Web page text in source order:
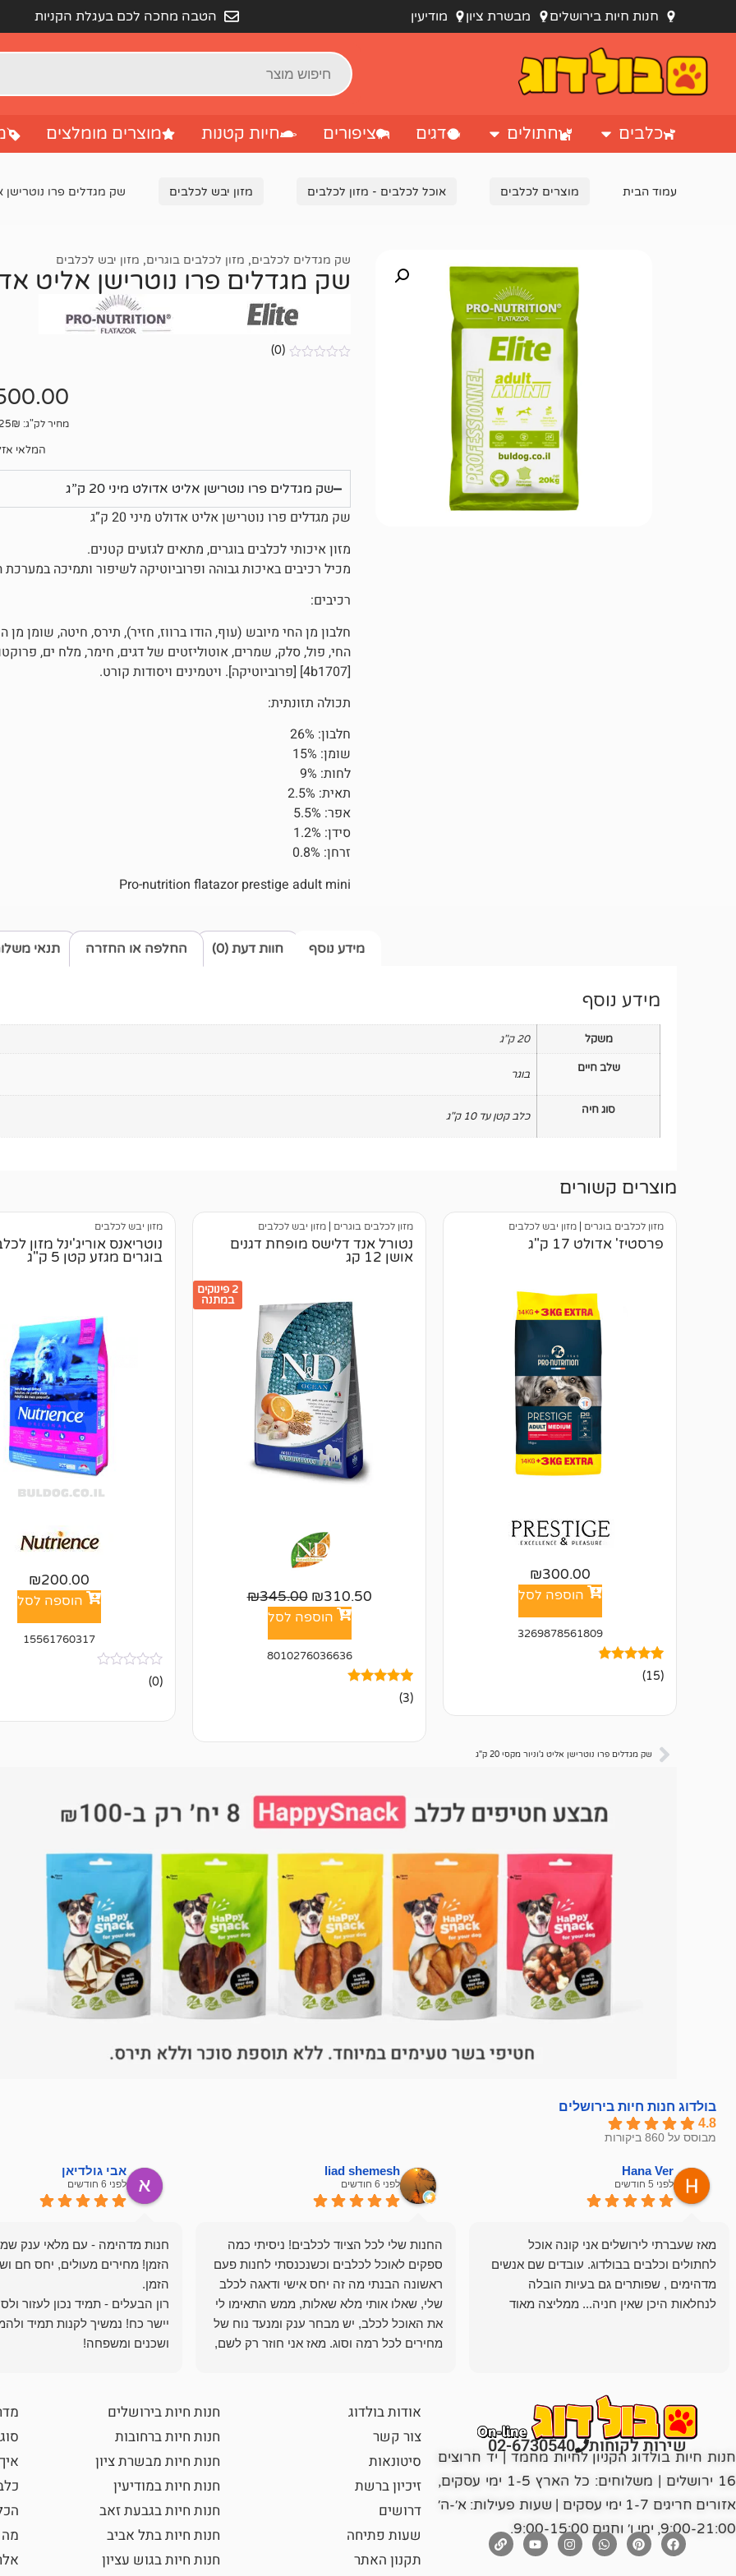
חנות חיות בירושלים מבשרת ציון מודיעין הטבה מחכה לכם בעגלת הקניות
כלבים חתולים דגים ציפורים חיות קטנות מוצרים מומלצים
עמוד הבית מוצרים לכלבים אוכל לכלבים - מזון לכלבים מזון יבש לכלבים שק מגדלים פרו נוטרישן
שק מגדלים לכלבים, מזון לכלבים בוגרים, מזון יבש לכלבים
שק מגדלים פרו נוטרישן אליט אדולט
(0)
מחיר לק"ג: 25₪
המלאי
שק מגדלים פרו נוטרישן אליט אדולט מיני 20 ק”ג
שק מגדלים פרו נוטרישן אליט אדולט מיני 20 ק”ג
מזון איכותי לכלבים בוגרים, מתאים לגזעים קטנים.
מכיל רכיבים באיכות גבוהה ופרוביוטיקה לשיפור ותמיכה במערכת
רכיבים:
חלבון מן החי מיובש (עוף, הודו ברווז, חזיר), תירס, חיטה, שומן מן
החי, פול, סלק, שמרים, אוטוליזטים של דגים, חימר, מלח ים,
[4b1707] [פרוביוטיקה]. ויטמינים ויסודות קורט.
תכולה תזונתית:
חלבון: 26%
שומן: 15%
לחות: 9%
תאית: 2.5%
אפר: 5.5%
סידן: 1.2%
זרחן: 0.8%
Pro-nutrition flatazor prestige adult mini
מידע נוסף תנאי חוות דעת (0) החלפה או החזרה
מידע נוסף
משקל 20 ק"ג
שלב חיים בוגר
סוג חיה כלב קטן עד 10 ק"ג
מוצרים קשורים
מזון לכלבים בוגרים מזון יבש לכלבים
פרסטיז' אדולט 17 ק"ג
₪300.00
הוספה לסל
3269878561809
מדורגים
4.67
15(15)
מזון לכלבים בוגרים מזון יבש לכלבים
נטורל אנד דלישס מופחת דגנים
אושן 12 קג
2 פינוקים
במתנה
₪310.50
₪345.00
הוספה לסל
8010276036636
מדורגים
5.00
3
דירוגים של
(3)
מזון יבש לכלבים
נוטריאנס אוריג'ינל מזון
בוגרים מגזע קטן 5 ק"ג
₪200.00
הוספה לסל
15561760317
אין
ביקורות
(0)
שק מגדלים פרו נוטרישן אליט ג'וניור מקסי 20 ק"ג
בולדוג חנות חיות בירושלים
4.8
מבוסס על 860 ביקורות
Hana Ver
לפני 5 חודשים
מאז שעברתי לירושלים אני קונה אוכל
לחתולים וכלבים בבולדוג. עובדים שם אנשים
מדהימים , שפותרים גם בעיות הובלה
לנחלאות היכן שאין חניה... ממליצה מאוד
liad shemesh
לפני 6 חודשים
החנות שלי לכל הציוד לכלבים! ניסיתי כמה
ספקים לאוכל לכלבים וכשנכנסתי לחנות פעם
ראשונה הבנתי מה זה יחס אישי ודאגה לכלב
שלי, שאלו אותי מלא שאלות, ממש התאימו לי
את האוכל לכלב, יש מבחר ענק ומנעד נוח של
מחירים לכל רמה וסוג. מאז אני חוזר רק לשם,
אבי גולדיאן
לפני 6 חודשים
חנות מדהימה - עם מלאי ענק
הזמן! מחירים מעולים, יחס חם
רון הבעלים - תמיד נכון לעזור
יישר כח! נמשיך לקנות תמיד
ושכנים ומשפחה!
שירות לקוחות 02-6730540
חנות חיות בולדוג הקניון לחיות מחמד | יד חרוצים
16 ירושלים | משלוחים: כל הארץ 1-5 ימי עסקים,
אזורים חריגים 1-7 ימי עסקים | שעות פעילות: א׳-ה׳
9:00-21:00, ימי ו׳ וחגים 9:00-15:00.
אודות בולדוג
צור קשר
סיטונאות
זיכיון ברשת
דרושים
שעות פתיחה
תקנון האתר
חנות חיות בירושלים
חנות חיות ברחובות
חנות חיות מבשרת ציון
חנות חיות במודיעין
חנות חיות בגבעת זאב
חנות חיות בתל אביב
חנות חיות בגוש עציון